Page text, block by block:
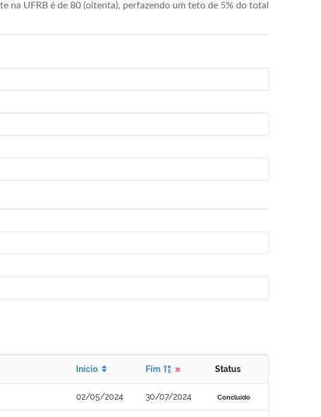
na UFRB é de 80 (oitenta), perfazendo um teto de 5% do total
Início Fim Status
02/05/2024 30/07/2024 Concluído